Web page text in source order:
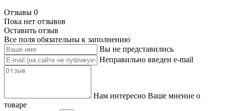
Отзывы 0
Пока нет отзывов
Оставить отзыв
Все поля обязательны к заполнению
Вы не представились
Неправильно введен e-mail
Нам интересно Ваше мнение о
товаре